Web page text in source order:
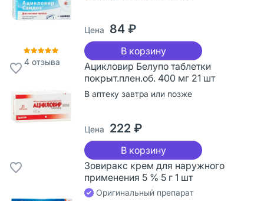
4отзыва
Цена 84 ₽
В корзину
Ацикловир Белупо таблетки
покрыт.плен.об. 400 мг 21 шт
В аптеку завтра или позже
Цена 222 ₽
В корзину
Зовиракс крем для наружного
применения 5 % 5 г 1 шт
Оригинальный препарат